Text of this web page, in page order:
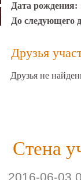
Дата рождения:
До следующего
Друзья
Друзья не
Стена
2016-06-03